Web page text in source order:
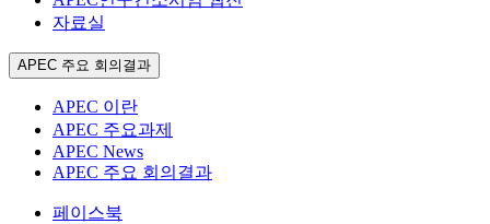
자료실
APEC 주요 회의결과
APEC 이란
APEC 주요과제
APEC News
APEC 주요 회의결과
페이스북